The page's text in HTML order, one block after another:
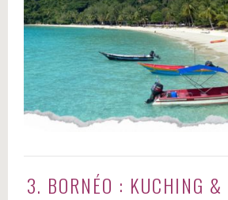
3. BORNÉO : KUCHING &